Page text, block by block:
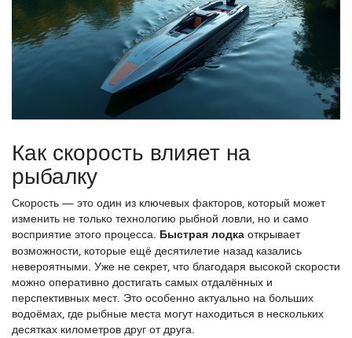
Как скорость влияет на
рыбалку
Скорость — это один из ключевых факторов, который может
изменить не только технологию рыбной ловли, но и само
восприятие этого процесса. Быстрая лодка открывает
возможности, которые ещё десятилетие назад казались
невероятными. Уже не секрет, что благодаря высокой скорости
можно оперативно достигать самых отдалённых и
перспективных мест. Это особенно актуально на больших
водоёмах, где рыбные места могут находиться в нескольких
десятках километров друг от друга.